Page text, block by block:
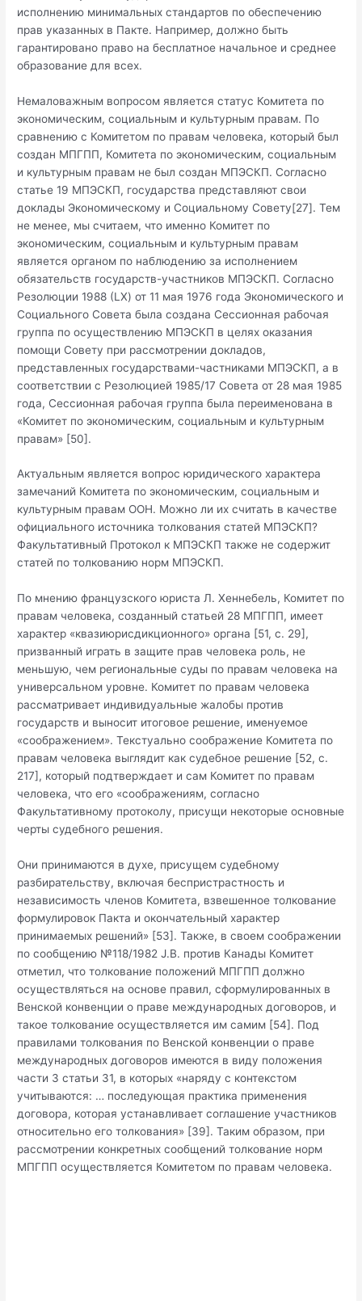
исполнению минимальных стандартов по обеспечению
прав указанных в Пакте. Например, должно быть
гарантировано право на бесплатное начальное и среднее
образование для всех.
Немаловажным вопросом является статус Комитета по
экономическим, социальным и культурным правам. По
сравнению с Комитетом по правам человека, который был
создан МПГПП, Комитета по экономическим, социальным
и культурным правам не был создан МПЭСКП. Согласно
статье 19 МПЭСКП, государства представляют свои
доклады Экономическому и Социальному Совету[27]. Тем
не менее, мы считаем, что именно Комитет по
экономическим, социальным и культурным правам
является органом по наблюдению за исполнением
обязательств государств-участников МПЭСКП. Согласно
Резолюции 1988 (LX) от 11 мая 1976 года Экономического и
Социального Совета была создана Сессионная рабочая
группа по осуществлению МПЭСКП в целях оказания
помощи Совету при рассмотрении докладов,
представленных государствами-частниками МПЭСКП, а в
соответствии с Резолюцией 1985/17 Совета от 28 мая 1985
года, Сессионная рабочая группа была переименована в
«Комитет по экономическим, социальным и культурным
правам» [50].
Актуальным является вопрос юридического характера
замечаний Комитета по экономическим, социальным и
культурным правам ООН. Можно ли их считать в качестве
официального источника толкования статей МПЭСКП?
Факультативный Протокол к МПЭСКП также не содержит
статей по толкованию норм МПЭСКП.
По мнению французского юриста Л. Хеннебель, Комитет по
правам человека, созданный статьей 28 МПГПП, имеет
характер «квазиюрисдикционного» органа [51, с. 29],
призванный играть в защите прав человека роль, не
меньшую, чем региональные суды по правам человека на
универсальном уровне. Комитет по правам человека
рассматривает индивидуальные жалобы против
государств и выносит итоговое решение, именуемое
«соображением». Текстуально соображение Комитета по
правам человека выглядит как судебное решение [52, с.
217], который подтверждает и сам Комитет по правам
человека, что его «соображениям, согласно
Факультативному протоколу, присущи некоторые основные
черты судебного решения.
Они принимаются в духе, присущем судебному
разбирательству, включая беспристрастность и
независимость членов Комитета, взвешенное толкование
формулировок Пакта и окончательный характер
принимаемых решений» [53]. Также, в своем соображении
по сообщению №118/1982 J.B. против Канады Комитет
отметил, что толкование положений МПГПП должно
осуществляться на основе правил, сформулированных в
Венской конвенции о праве международных договоров, и
такое толкование осуществляется им самим [54]. Под
правилами толкования по Венской конвенции о праве
международных договоров имеются в виду положения
части 3 статьи 31, в которых «наряду с контекстом
учитываются: … последующая практика применения
договора, которая устанавливает соглашение участников
относительно его толкования» [39]. Таким образом, при
рассмотрении конкретных сообщений толкование норм
МПГПП осуществляется Комитетом по правам человека.